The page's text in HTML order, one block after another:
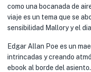
como una bocanada de
viaje es un tema que se
sensibilidad Mallory y el
Edgar Allan Poe es un
intrincadas y creando
ebook al borde del